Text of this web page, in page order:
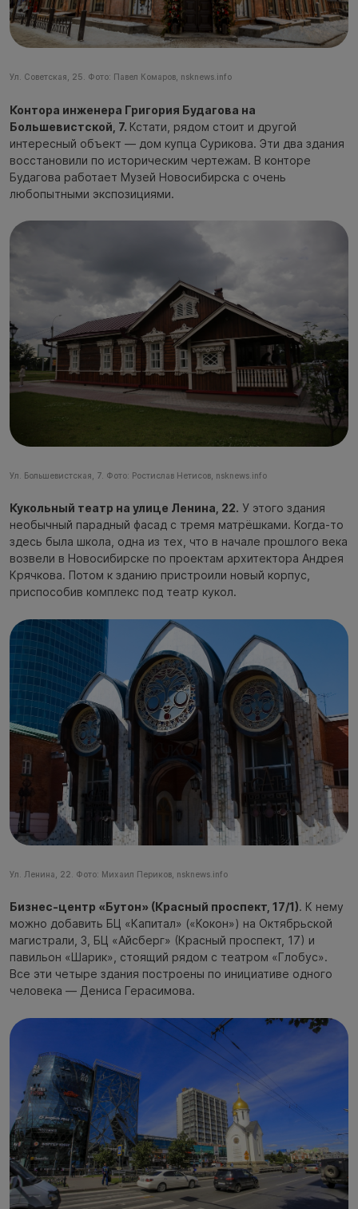
Ул. Советская, 25. Фото: Павел Комаров, nsknews.info
Контора инженера Григория Будагова на
Большевистской, 7. Кстати, рядом стоит и другой
интересный объект — дом купца Сурикова. Эти два здания
восстановили по историческим чертежам. В конторе
Будагова работает Музей Новосибирска с очень
любопытными экспозициями.
Ул. Большевистская, 7. Фото: Ростислав Нетисов, nsknews.info
Кукольный театр на улице Ленина, 22. У этого здания
необычный парадный фасад с тремя матрёшками. Когда-то
здесь была школа, одна из тех, что в начале прошлого века
возвели в Новосибирске по проектам архитектора Андрея
Крячкова. Потом к зданию пристроили новый корпус,
приспособив комплекс под театр кукол.
Ул. Ленина, 22. Фото: Михаил Периков, nsknews.info
Бизнес-центр «Бутон» (Красный проспект, 17/1). К нему
можно добавить БЦ «Капитал» («Кокон») на Октябрьской
магистрали, 3, БЦ «Айсберг» (Красный проспект, 17) и
павильон «Шарик», стоящий рядом с театром «Глобус».
Все эти четыре здания построены по инициативе одного
человека — Дениса Герасимова.